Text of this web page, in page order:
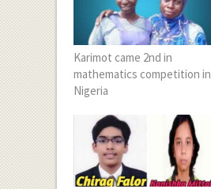
Karimot came 2nd in
mathematics competition in
Nigeria